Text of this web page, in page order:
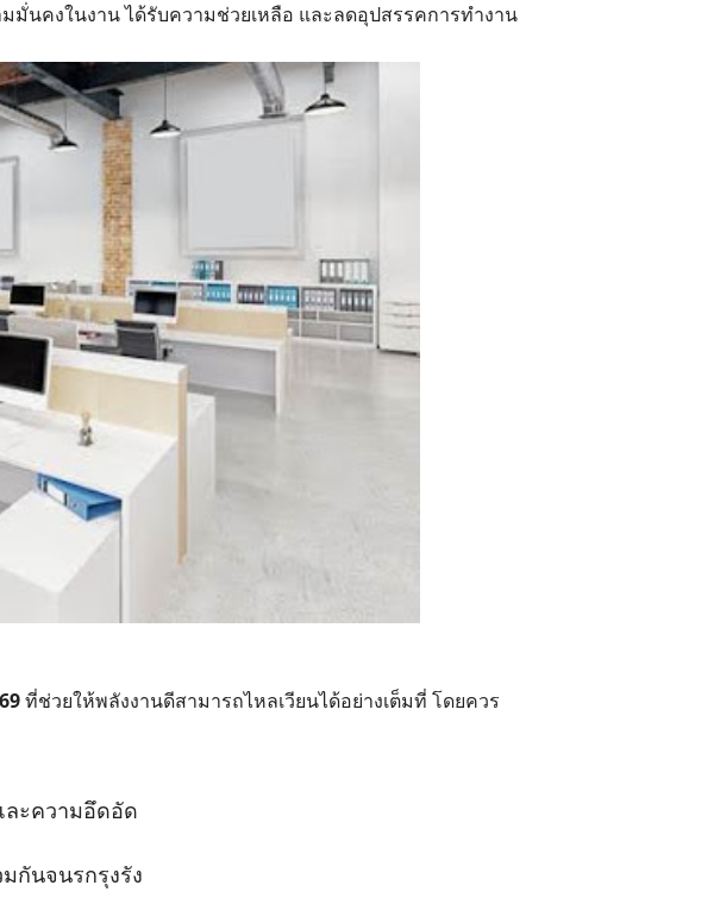
นคงในงาน ได้รับความช่วยเหลือ และลดอุปสรรคการทำงาน
ที่ช่วยให้พลังงานดีสามารถไหลเวียนได้อย่างเต็มที่ โดยควร
ละความอึดอัด
กันจนรกรุงรัง